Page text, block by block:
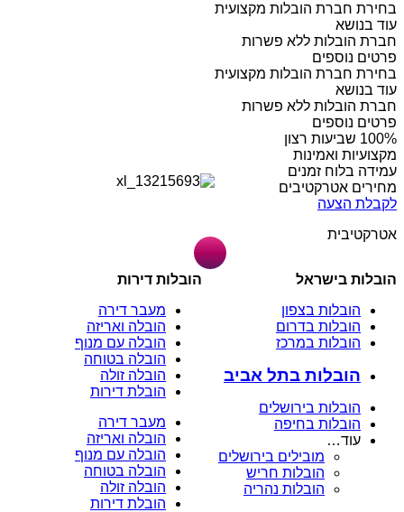
בחירת חברת הובלות מקצועית
עוד בנושא
חברת הובלות ללא פשרות
פרטים נוספים
בחירת חברת הובלות מקצועית
עוד בנושא
חברת הובלות ללא פשרות
פרטים נוספים
מקצועיות ואמינות
עמידה בלוח זמנים
מחירים אטרקטיבים
לקבלת הצעה
אטרקטיבית
הובלות בישראל
הובלות בצפון
הובלות בדרום
הובלות במרכז
הובלות בתל אביב
הובלות בירושלים
הובלות בחיפה
עוד…
מובילים בירושלים
הובלות חריש
הובלות נהריה
הובלות דירות
מעבר דירה
הובלה ואריזה
הובלה עם מנוף
הובלה בטוחה
הובלה זולה
הובלת דירות
מעבר דירה
הובלה ואריזה
הובלה עם מנוף
הובלה בטוחה
הובלה זולה
הובלת דירות